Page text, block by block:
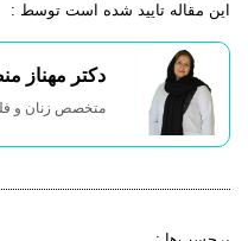
این مقاله تایید شده است توسط :
دکتر مهناز
متخصص زنان و